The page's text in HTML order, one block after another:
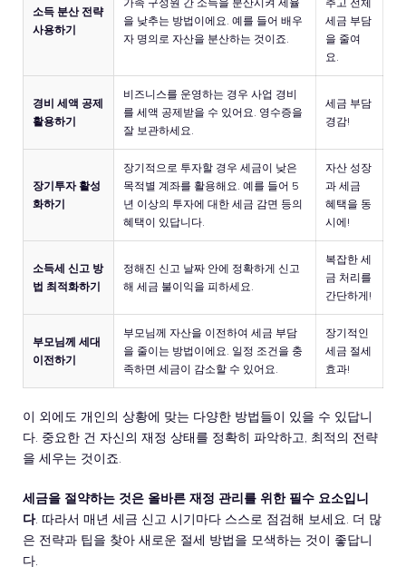
소득 분산 전략
사용하기
을 낮추는 방법이에요. 예를 들어 배우
자 명의로 자산을 분산하는 것이죠.
세금 부담
을 줄여
요.
경비 세액 공제
활용하기
비즈니스를 운영하는 경우 사업 경비
를 세액 공제받을 수 있어요. 영수증을
잘 보관하세요.
세금 부담
경감!
장기투자 활성
화하기
장기적으로 투자할 경우 세금이 낮은
목적별 계좌를 활용해요. 예를 들어 5
년 이상의 투자에 대한 세금 감면 등의
혜택이 있답니다.
자산 성장
과 세금
혜택을 동
시에!
소득세 신고 방
법 최적화하기
정해진 신고 날짜 안에 정확하게 신고
해 세금 불이익을 피하세요.
복잡한 세
금 처리를
간단하게!
부모님께 세대
이전하기
부모님께 자산을 이전하여 세금 부담
을 줄이는 방법이에요. 일정 조건을 충
족하면 세금이 감소할 수 있어요.
장기적인
세금 절세
효과!
이 외에도 개인의 상황에 맞는 다양한 방법들이 있을 수 있답니
다. 중요한 건 자신의 재정 상태를 정확히 파악하고, 최적의 전략
을 세우는 것이죠.
세금을 절약하는 것은 올바른 재정 관리를 위한 필수 요소입니
다. 따라서 매년 세금 신고 시기마다 스스로 점검해 보세요. 더 많
은 전략과 팁을 찾아 새로운 절세 방법을 모색하는 것이 좋답니
다.